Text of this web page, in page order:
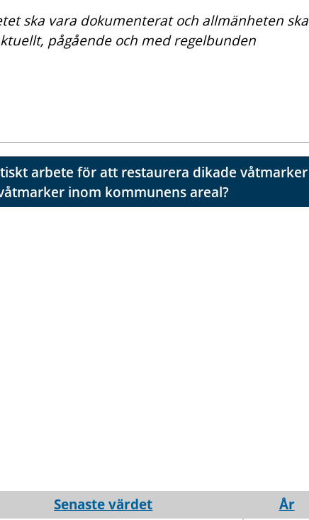
ska vara dokumenterat och allmänheten ska
pågående och med regelbunden
arbete för att restaurera dikade våtmarker
inom kommunens areal?
Senaste värdet
År